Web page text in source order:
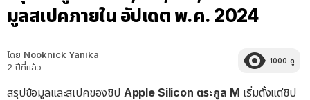
มูลสเปคภายใน อัปเดต พ.ค. 2024
โดย Nooknick Yanika
2 ปีที่แล้ว
1000 ดู
สรุปข้อมูลและสเปคของชิป Apple Silicon ตระกูล M เริ่มตั้งแต่ชิป